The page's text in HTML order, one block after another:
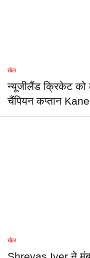
खेल
न्यूजीलैंड क्रिकेट को
चैंपियन कप्तान
खेल